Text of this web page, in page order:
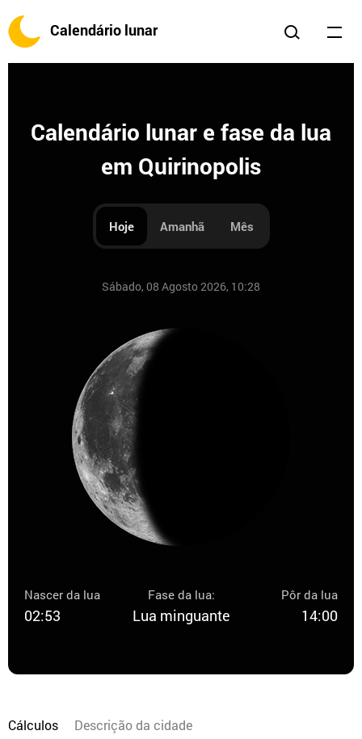
Calendário lunar
Calendário lunar e fase da lua
em Quirinopolis
Hoje Amanhã Mês
Sábado, 08 Agosto 2026, 10:28
Nascer da lua
02:53
Fase da lua:
Lua minguante
Pôr da lua
14:00
Cálculos Descrição da cidade